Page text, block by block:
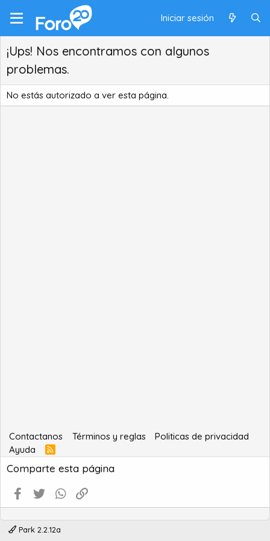
Iniciar sesión
¡Ups! Nos encontramos con algunos
problemas.
No estás autorizado a ver esta página.
Contactanos Términos y reglas
Politicas de privacidad
Ayuda
R
S
S
Comparte esta página
Facebook
Twitter WhatsApp
Park 2.2.12a